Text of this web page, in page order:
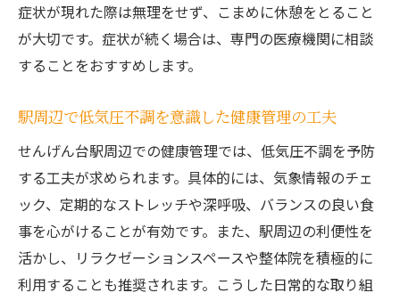
症状が現れた際は無理をせず、こまめに休憩をとること
が大切です。症状が続く場合は、専門の医療機関に相談
することをおすすめします。
駅周辺で低気圧不調を意識した健康管理の工夫
せんげん台駅周辺での健康管理では、低気圧不調を予防
する工夫が求められます。具体的には、気象情報のチェ
ック、定期的なストレッチや深呼吸、バランスの良い食
事を心がけることが有効です。また、駅周辺の利便性を
活かし、リラクゼーションスペースや整体院を積極的に
利用することも推奨されます。こうした日常的な取り組